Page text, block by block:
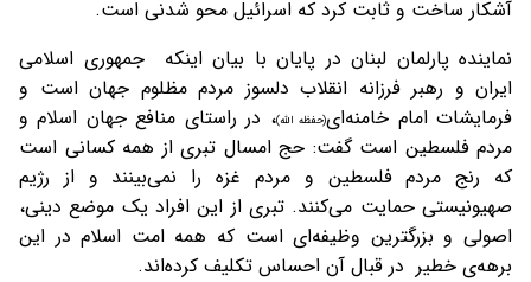
آشکار ساخت و ثابت کرد که اسرائیل محو شدنی است.
نماینده پارلمان لبنان در پایان با بیان اینکه جمهوری اسلامی
ایران و رهبر فرزانه انقلاب دلسوز مردم مظلوم جهان است و
فرمایشات امام خامنه‌ای(حفظه الله)، در راستای منافع جهان اسلام و
مردم فلسطین است گفت: حج امسال تبری از همه کسانی است
که رنج مردم فلسطین و مردم غزه را نمی‌بینند و از رژیم
صهیونیستی حمایت می‌کنند. تبری از این افراد یک موضع دینی،
اصولی و بزرگترین وظیفه‌ای است که همه امت اسلام در این
برهه‌ی خطیر در قبال آن احساس تکلیف کرده‌اند.